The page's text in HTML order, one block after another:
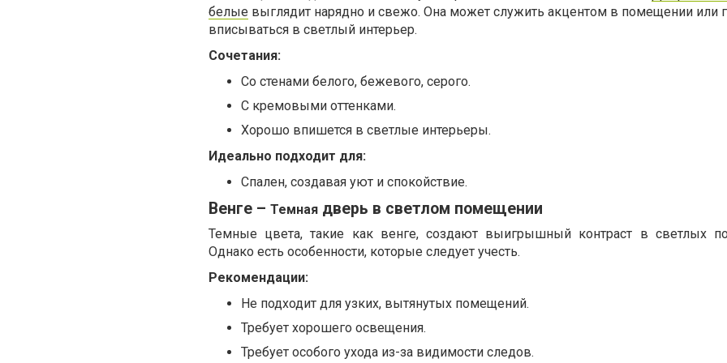
белые выглядит нарядно и свежо. Она может служить акцентом в помещении или
вписываться в светлый интерьер.
Сочетания:
Со стенами белого, бежевого, серого.
С кремовыми оттенками.
Хорошо впишется в светлые интерьеры.
Идеально подходит для:
Спален, создавая уют и спокойствие.
Венге – Темная дверь в светлом помещении
Темные цвета, такие как венге, создают выигрышный контраст в светлых
Однако есть особенности, которые следует учесть.
Рекомендации:
Не подходит для узких, вытянутых помещений.
Требует хорошего освещения.
Требует особого ухода из-за видимости следов.